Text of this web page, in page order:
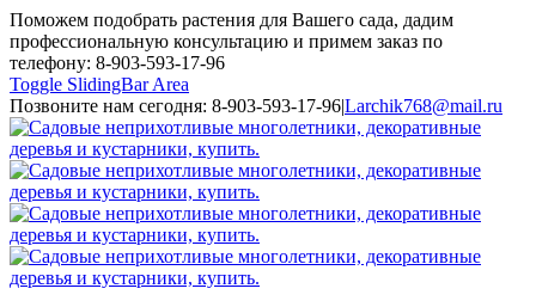
Поможем подобрать растения для Вашего сада, дадим
профессиональную консультацию и примем заказ по
телефону: 8-903-593-17-96
Toggle SlidingBar Area
Позвоните нам сегодня: 8-903-593-17-96|Larchik768@mail.ru